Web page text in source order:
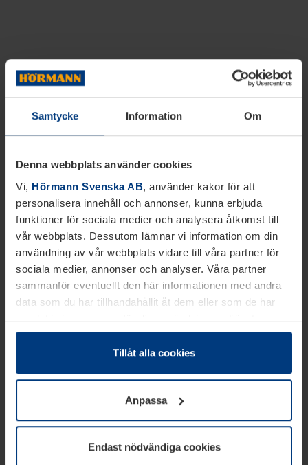
Samtycke Information Om
Denna webbplats använder cookies
Vi, Hörmann Svenska AB, använder kakor för att
personalisera innehåll och annonser, kunna erbjuda
funktioner för sociala medier och analysera åtkomst till
vår webbplats. Dessutom lämnar vi information om din
användning av vår webbplats vidare till våra partner för
sociala medier, annonser och analyser. Våra partner
sammanför eventuellt den här informationen med andra
data som du har tillhandahållit åt dem eller som de har
samlat in inom ramen för din användning av tjänsterna.
Juridiskt kan vi lagra kakor på din enhet, om de är
absolut nödvändiga för driften av den här webbplatsen.
godkännande kan du när som helst ändra eller återkalla i
informationen om kakor underDataskyddsförklaring
vår webbplats.
Tillåt alla cookies
Anpassa
Endast nödvändiga cookies